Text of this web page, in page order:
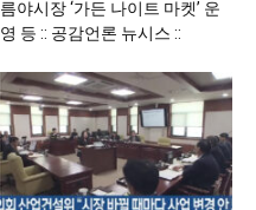
름야시장 ‘가든 나이트 마켓’ 운
영 등 :: 공감언론 뉴시스 ::